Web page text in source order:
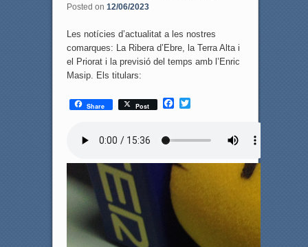
Posted on 12/06/2023
Les notícies d’actualitat a les nostres
comarques: La Ribera d’Ebre, la Terra Alta i
el Priorat i la previsió del temps amb l’Enric
Masip. Els titulars:
Share Post
F
o
T